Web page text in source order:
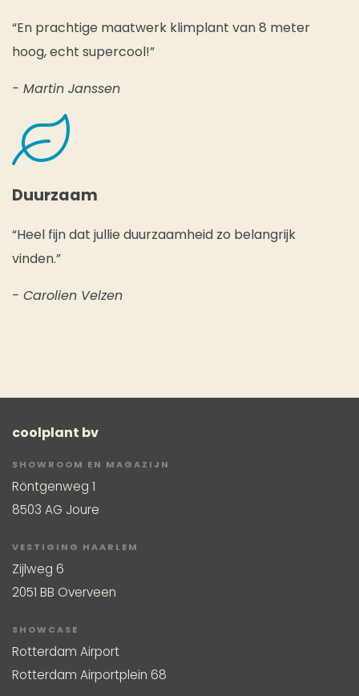
“En prachtige maatwerk klimplant van 8 meter
hoog, echt supercool!”
- Martin Janssen
Duurzaam
“Heel fijn dat jullie duurzaamheid zo belangrijk
vinden.”
- Carolien Velzen
coolplant bv
SHOWROOM EN MAGAZIJN
Röntgenweg 1
8503 AG Joure
VESTIGING HAARLEM
Zijlweg 6
2051 BB Overveen
SHOWCASE
Rotterdam Airport
Rotterdam Airportplein 68